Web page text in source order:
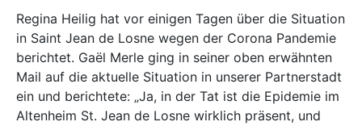
Regina Heilig hat vor einigen Tagen über die Situation
in Saint Jean de Losne wegen der Corona Pandemie
berichtet. Gaël Merle ging in seiner oben erwähnten
Mail auf die aktuelle Situation in unserer Partnerstadt
ein und berichtete: „Ja, in der Tat ist die Epidemie im
Altenheim St. Jean de Losne wirklich präsent, und